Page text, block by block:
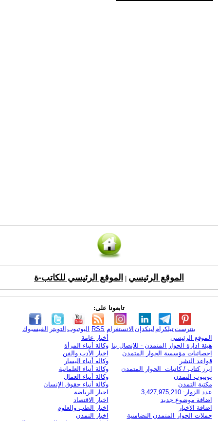
الموقع الرئيسي الموقع الرئيسي للكاتب-ة
تابعونا على:
الفيسبوك التويتر اليوتيوب RSS الانستغرام لينكدإن تيلكرامبنترست
الموقع الرئيسي
هيئة ادارة الحوار المتمدن - للإتصال بنا
إحصائيات مؤسسة الحوار المتمدن
قواعد النشر
ابرز كتاب / كاتبات الحوار المتمدن
يوتيوب التمدن
مكتبة التمدن
عدد الزوار: 3,427,975,210
اضافة موضوع جديد
اضافة الاخبار
حملات الحوار المتمدن التضامنية
أخبار عامة
وكالة أنباء المرأة
اخبار الأدب والفن
وكالة أنباء اليسار
وكالة أنباء العلمانية
وكالة أنباء العمال
وكالة أنباء حقوق الإنسان
اخبار الرياضة
اخبار الاقتصاد
اخبار الطب والعلوم
اخبار التمدن